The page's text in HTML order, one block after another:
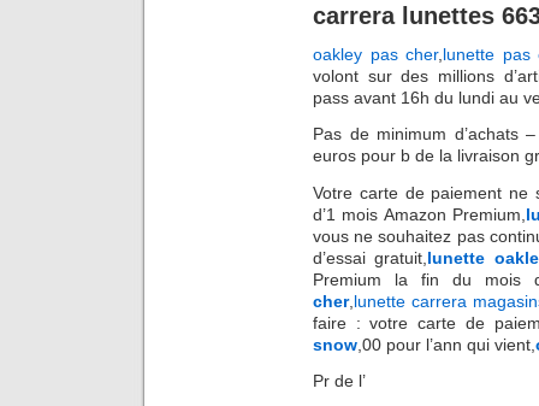
carrera lunettes
oakley pas cher, lunette pas
volont sur des millions
pass avant 16h du lundi au
Pas de minimum d’achats
euros pour b de la livraison
Votre carte de paiement ne
d’1 mois Amazon Premium,
vous ne souhaitez pas
d’essai gratuit, lunette
Premium la fin du mois
cher, lunette carrera
faire : votre carte de
snow ,00 pour l’ann qui vient,
Pr de l’